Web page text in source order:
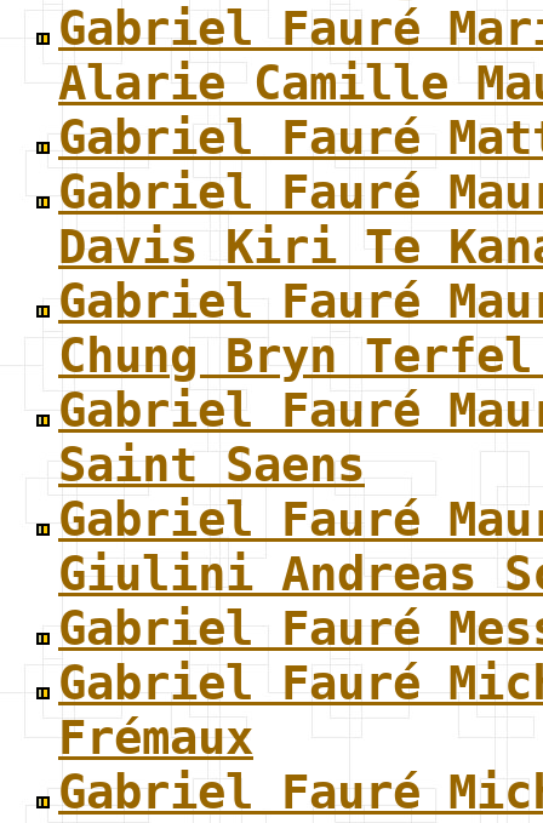
Gabriel Fauré
Alarie Camille
Gabriel Fauré
Gabriel Fauré
Davis Kiri Te
Gabriel Fauré
Chung Bryn
Gabriel Fauré
Saint Saens
Gabriel Fauré
Giulini Andreas
Gabriel Fauré
Gabriel Fauré
Frémaux
Gabriel Fauré